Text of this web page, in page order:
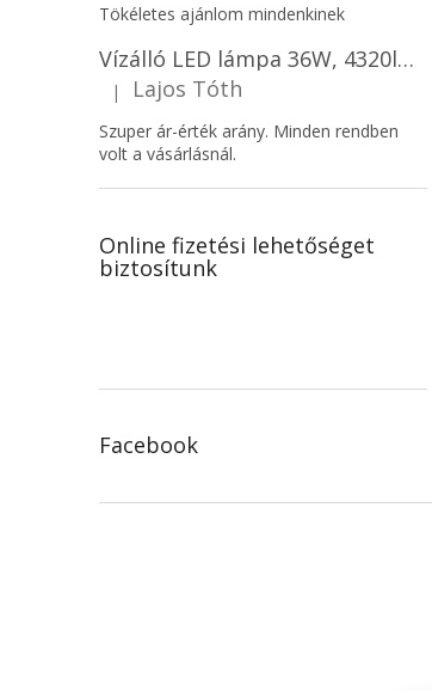
Tökéletes ajánlom mindenkinek
Vízálló LED lámpa 36W, 4320lm (120lm/W), IP65, 120cm, 5+7 gratis!
A termék értékelése 5-ből 5 csillag.
| Lajos Tóth
Szuper ár-érték arány. Minden rendben
volt a vásárlásnál.
Online fizetési lehetőséget
biztosítunk
Facebook